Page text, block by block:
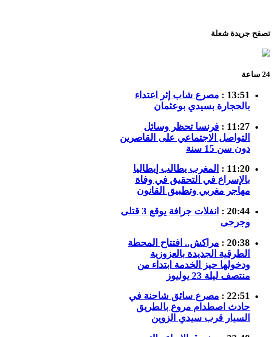
تصفح جريدة شعلة
24 ساعة
13:51 :
مصرع شاب إثر اعتداء
بالحجارة بسيدي بوعثمان
11:27 :
فرنسا تحظر وسائل
التواصل الاجتماعي على القاصرين
دون سن 15 سنة
11:20 :
المغرب يطالب إيطاليا
بالإسراع في التحقيق في وفاة
مهاجر مغربي وتطبيق القانون
20:44 :
انفلات جرافة يوقع 3 قتلى
وجرحى
20:38 :
مراكش.. افتتاح المحطة
الطرقية الجديدة بالعزوزية
ودخولها حيز الخدمة ابتداء من
منتصف ليلة 23 يوليوز
22:51 :
مصرع سائق شاحنة في
حادث اصطدام مروع بالطريق
السيار قرب سيدي الزوين